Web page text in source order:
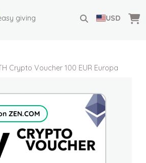
giving USD
Crypto Voucher 100 EUR Europa
ZEN.COM